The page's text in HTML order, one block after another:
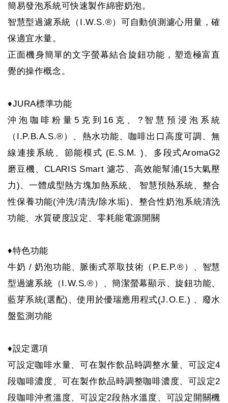
簡易發泡系統可快速製作綿密奶泡。
智慧型過濾系統（I.W.S.®）可自動偵測濾心用量，確
保適宜水量。
正面機身簡單的文字螢幕結合旋鈕功能，塑造極富直
覺的操作概念。
♦JURA標準功能
沖泡咖啡粉量5克到16克、?智慧預浸泡系統
（I.P.B.A.S.®）、熱水功能、咖啡出口高度可調、無
線連接系統、節能模式 (E.S.M. )、多段式AromaG2
磨豆機、CLARIS Smart 濾芯、高效能幫浦(15大氣壓
力)、一體成型熱方塊加熱系統、 智慧預熱系統、整合
性保養功能(沖洗/清洗/除水垢)、整合性奶泡系統清洗
功能、水質硬度設定、零耗能電源開關
♦特色功能
牛奶 / 奶泡功能、脈衝式萃取技術（P.E.P.®）、智慧
型過濾系統（I.W.S.®）、簡潔螢幕顯示、旋鈕功能、
藍芽系統(選配)、使用於優瑞應用程式(J.O.E.) 、廢水
盤監測功能
♦設定選項
可設定咖啡水量、可在製作飲品時調整水量、可設定4
段咖啡濃度、可在製作飲品時調整咖啡濃度、可設定2
段咖啡沖煮溫度、可設定2段熱水溫度、可設定開關機